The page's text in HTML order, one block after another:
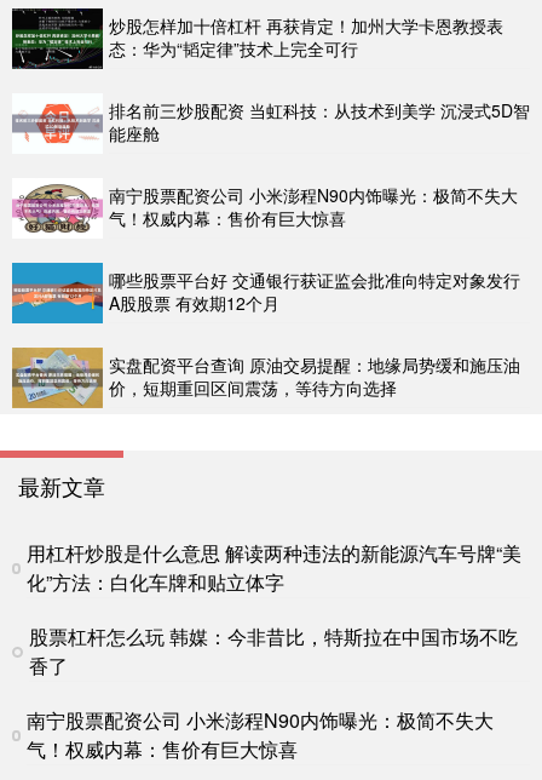
炒股怎样加十倍杠杆 再获肯定！加州大学卡恩教授表
态：华为“韬定律”技术上完全可行
排名前三炒股配资 当虹科技：从技术到美学 沉浸式5D智
能座舱
南宁股票配资公司 小米澎程N90内饰曝光：极简不失大
气！权威内幕：售价有巨大惊喜
哪些股票平台好 交通银行获证监会批准向特定对象发行
A股股票 有效期12个月
实盘配资平台查询 原油交易提醒：地缘局势缓和施压油
价，短期重回区间震荡，等待方向选择
最新文章
用杠杆炒股是什么意思 解读两种违法的新能源汽车号牌“美
化”方法：白化车牌和贴立体字
股票杠杆怎么玩 韩媒：今非昔比，特斯拉在中国市场不吃
香了
南宁股票配资公司 小米澎程N90内饰曝光：极简不失大
气！权威内幕：售价有巨大惊喜